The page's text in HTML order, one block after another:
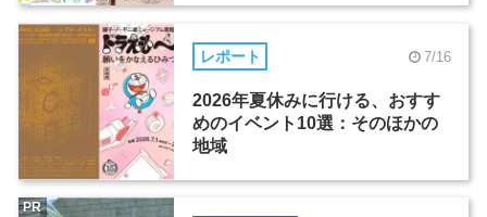
レポート 7/16
2026年夏休みに行ける、おすす
めのイベント10選：そのほかの
地域
PR